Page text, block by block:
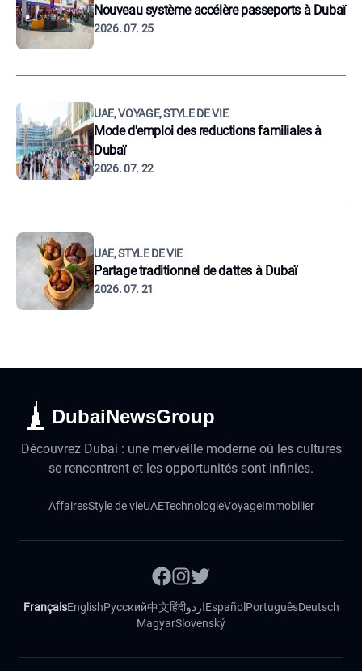
Nouveau système accélère passeports à Dubaï
2026. 07. 25
UAE, VOYAGE, STYLE DE VIE
Mode d'emploi des reductions familiales à
Dubaï
2026. 07. 22
UAE, STYLE DE VIE
Partage traditionnel de dattes à Dubaï
2026. 07. 21
DubaiNewsGroup
Découvrez Dubai : une merveille moderne où les cultures
se rencontrent et les opportunités sont infinies.
AffairesStyle de vieUAETechnologieVoyageImmobilier
FrançaisEnglishРусский中文हिंदीاردوEspañol PortuguêsDeutsch
MagyarSlovenský